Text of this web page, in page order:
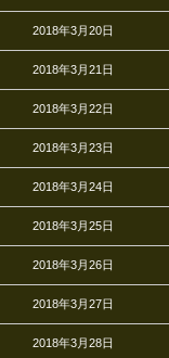
2018年3月20日
2018年3月21日
2018年3月22日
2018年3月23日
2018年3月24日
2018年3月25日
2018年3月26日
2018年3月27日
2018年3月28日